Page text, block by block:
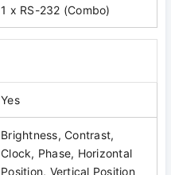
1 x RS-232 (Combo)
Yes
Brightness, Contrast,
Clock, Phase, Horizontal
Position, Vertical Position